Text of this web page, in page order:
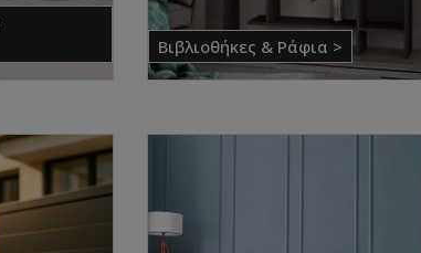
Βιβλιοθήκες & Ράφια >